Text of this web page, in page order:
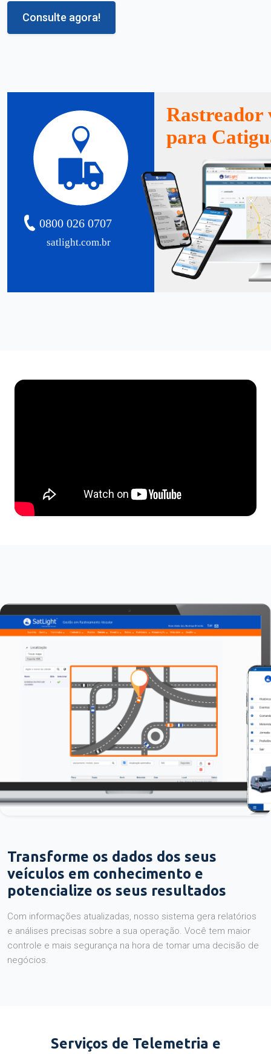
Consulte agora!
satlight.com.br
0800 026 0707
Rastreador
para
Transforme os dados dos seus
veículos em conhecimento e
potencialize os seus resultados
Com informações atualizadas, nosso sistema gera relatórios
e análises precisas sobre a sua operação. Você tem maior
controle e mais segurança na hora de tomar uma decisão de
negócios.
Serviços de Telemetria e